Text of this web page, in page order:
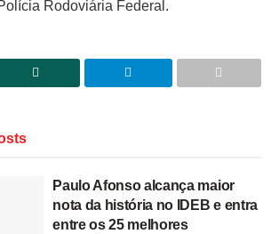
Rodoviária Federal.
Paulo Afonso alcança maior
nota da história no IDEB e entra
entre os 25 melhores